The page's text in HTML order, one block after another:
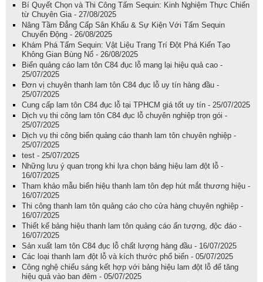
Bí Quyết Chọn và Thi Công Tấm Sequin: Kinh Nghiệm Thực Chiến
từ Chuyên Gia - 27/08/2025
Nâng Tầm Đẳng Cấp Sân Khấu & Sự Kiện Với Tấm Sequin
Chuyển Động - 26/08/2025
Khám Phá Tấm Sequin: Vật Liệu Trang Trí Đột Phá Kiến Tạo
Không Gian Bùng Nổ - 26/08/2025
Biển quảng cáo lam tôn C84 đục lỗ mang lại hiệu quả cao -
25/07/2025
Đơn vị chuyên thanh lam tôn C84 đục lỗ uy tín hàng đầu -
25/07/2025
Cung cấp lam tôn C84 đục lỗ tại TPHCM giá tốt uy tín - 25/07/2025
Dịch vụ thi công lam tôn C84 đục lỗ chuyên nghiệp trọn gói -
25/07/2025
Dịch vụ thi công biển quảng cáo thanh lam tôn chuyên nghiệp -
25/07/2025
test - 25/07/2025
Những lưu ý quan trọng khi lựa chọn bảng hiệu lam đột lỗ -
16/07/2025
Tham khảo mẫu biển hiệu thanh lam tôn đẹp hút mắt thương hiệu -
16/07/2025
Thi công thanh lam tôn quảng cáo cho cửa hàng chuyên nghiệp -
16/07/2025
Thiết kế bảng hiệu thanh lam tôn quảng cáo ấn tượng, độc đáo -
16/07/2025
Sản xuất lam tôn C84 đục lỗ chất lượng hàng đầu - 16/07/2025
Các loại thanh lam đột lỗ và kích thước phổ biến - 05/07/2025
Công nghệ chiếu sáng kết hợp với bảng hiệu lam đột lỗ để tăng
hiệu quả vào ban đêm - 05/07/2025